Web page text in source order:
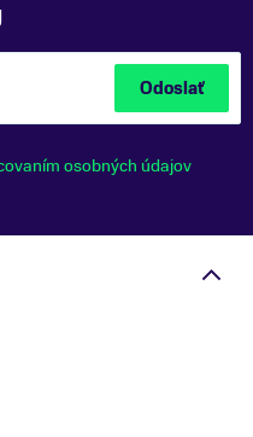
Odoslať
osobných údajov